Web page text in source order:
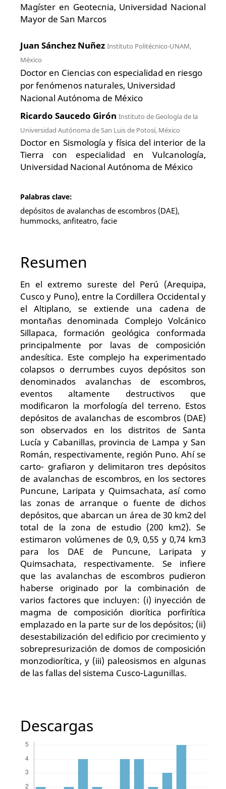
Magíster en Geotecnia, Universidad Nacional
Mayor de San Marcos
Juan Sánchez Nuñez Instituto Politécnico-UNAM,
México
Doctor en Ciencias con especialidad en riesgo
por fenómenos naturales, Universidad
Nacional Autónoma de México
Ricardo Saucedo Girón Instituto de Geología de la
Universidad Autónoma de San Luis de Potosí, México
Doctor en Sismología y física del interior de la
Tierra con especialidad en Vulcanología,
Universidad Nacional Autónoma de México
Palabras clave:
depósitos de avalanchas de escombros (DAE),
hummocks, anfiteatro, facie
Resumen
En el extremo sureste del Perú (Arequipa,
Cusco y Puno), entre la Cordillera Occidental y
el Altiplano, se extiende una cadena de
montañas denominada Complejo Volcánico
Sillapaca, formación geológica conformada
principalmente por lavas de composición
andesítica. Este complejo ha experimentado
colapsos o derrumbes cuyos depósitos son
denominados avalanchas de escombros,
eventos altamente destructivos que
modificaron la morfología del terreno. Estos
depósitos de avalanchas de escombros (DAE)
son observados en los distritos de Santa
Lucía y Cabanillas, provincia de Lampa y San
Román, respectivamente, región Puno. Ahí se
carto- grafiaron y delimitaron tres depósitos
de avalanchas de escombros, en los sectores
Puncune, Laripata y Quimsachata, así como
las zonas de arranque o fuente de dichos
depósitos, que abarcan un área de 30 km2 del
total de la zona de estudio (200 km2). Se
estimaron volúmenes de 0,9, 0,55 y 0,74 km3
para los DAE de Puncune, Laripata y
Quimsachata, respectivamente. Se infiere
que las avalanchas de escombros pudieron
haberse originado por la combinación de
varios factores que incluyen: (i) inyección de
magma de composición diorítica porfirítica
emplazado en la parte sur de los depósitos; (ii)
desestabilización del edificio por crecimiento y
sobrepresurización de domos de composición
monzodiorítica, y (iii) paleosismos en algunas
de las fallas del sistema Cusco-Lagunillas.
Descargas